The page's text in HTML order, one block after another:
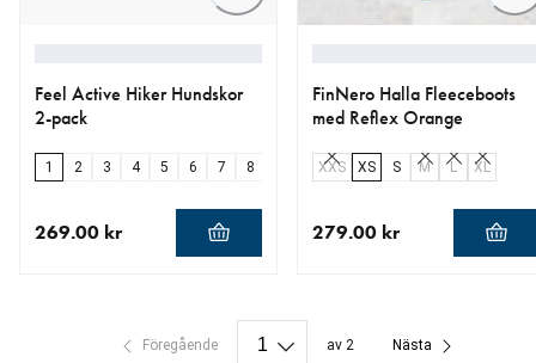
Feel Active Hiker Hundskor
2-pack
1 2 3 4 5 6 7 8
269.00 kr
FinNero Halla Fleeceboots
med Reflex Orange
XXS XS S M L XL
279.00 kr
Föregående av 2 Nästa